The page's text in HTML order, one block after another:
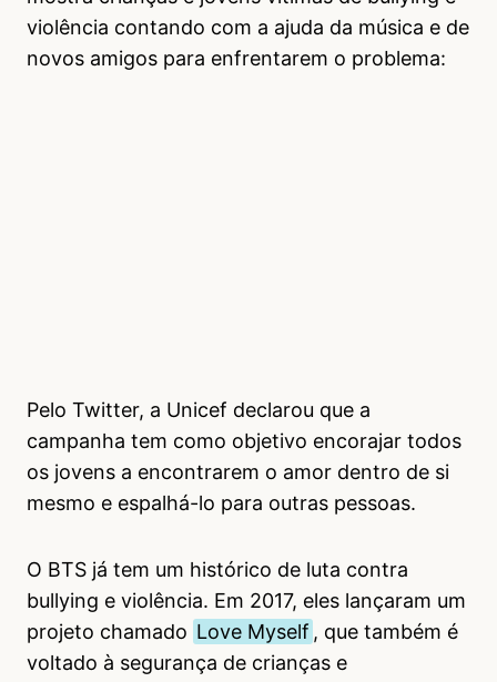
violência contando com a ajuda da música e de
novos amigos para enfrentarem o problema:
Pelo Twitter, a Unicef declarou que a
campanha tem como objetivo encorajar todos
os jovens a encontrarem o amor dentro de si
mesmo e espalhá-lo para outras pessoas.
O BTS já tem um histórico de luta contra
bullying e violência. Em 2017, eles lançaram um
projeto chamado Love Myself , que também é
voltado à segurança de crianças e